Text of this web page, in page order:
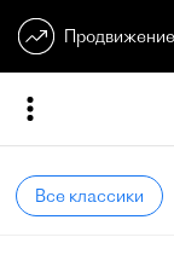
Все классики